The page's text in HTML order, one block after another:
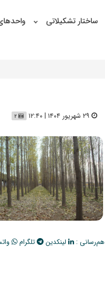
ساختار تشکیلاتی
هم‌رسانی : لینکدین تلگرام